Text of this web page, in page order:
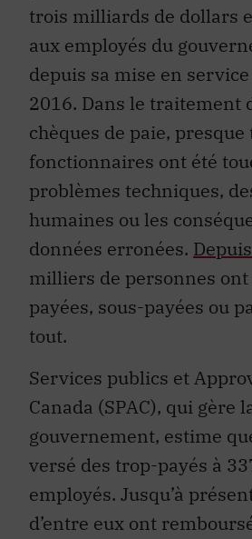
trois milliards de dollars
aux employés du
depuis sa mise en
2016. Dans le traitement
chèques de paie, presque
fonctionnaires ont été
problèmes techniques,
humaines ou les
données erronées.
milliers de personnes
payées, sous-payées ou
tout.
Services publics et
Canada (SPAC), qui gère
gouvernement, estime
versé des trop-payés à
employés. Jusqu’à
d’entre eux ont